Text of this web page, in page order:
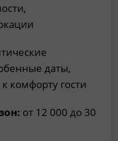
даты,
комфорту гости
от 12 000 до 30